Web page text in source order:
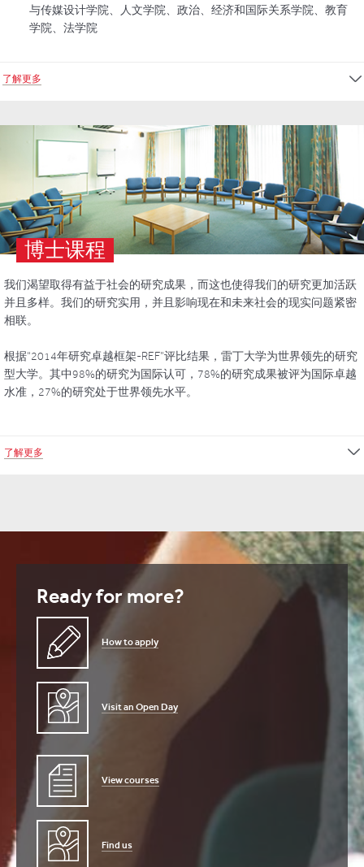
与传媒设计学院、
人文学院、政治、经济和国际关系学院、教育
学院、法学院
了解更多
博士课程
我们渴望取得有益于社会的研究成果，而这也使得我们的研究更加活跃
并且多样。我们的研究实用，并且影响现在和未来社会的现实问题紧密
相联。
根据“2014年研究卓越框架-REF”评比结果，雷丁大学为世界领先的研究
型大学。其中98%的研究为国际认可，78%的研究成果被评为国际卓越
水准，27%的研究处于世界领先水平。
了解更多
Ready for more?
How to apply
Visit an Open Day
View courses
Find us